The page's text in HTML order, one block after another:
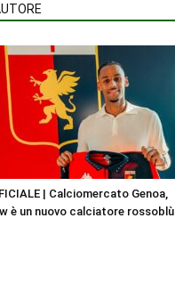
| Calciomercato Genoa,
è un nuovo calciatore rossoblù